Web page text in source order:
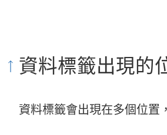
資料標籤出現的
資料標籤會出現在多個位置